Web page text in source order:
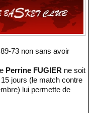
Perrine FUGIER ne soit
jours (le match contre
lui permette de